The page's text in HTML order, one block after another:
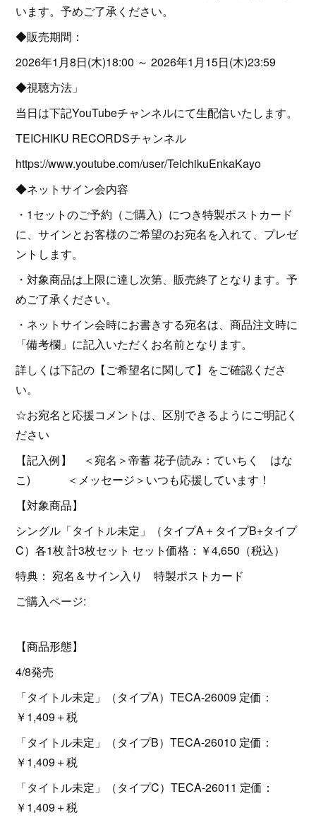
います。予めご了承ください。
◆販売期間：
2026年1月8日(木)18:00 ～ 2026年1月15日(木)23:59
◆視聴方法」
当日は下記YouTubeチャンネルにて生配信いたします。
TEICHIKU RECORDSチャンネル
https://www.youtube.com/user/TeichikuEnkaKayo
◆ネットサイン会内容
・1セットのご予約（ご購入）につき特製ポストカード
に、サインとお客様のご希望のお宛名を入れて、プレゼ
ントします。
・対象商品は上限に達し次第、販売終了となります。予
めご了承ください。
・ネットサイン会時にお書きする宛名は、商品注文時に
「備考欄」に記入いただくお名前となります。
詳しくは下記の【ご希望名に関して】をご確認くださ
い。
☆お宛名と応援コメントは、区別できるようにご明記く
ださい
【記入例】 ＜宛名＞帝蓄 花子(読み：ていちく はな
こ) ＜メッセージ＞いつも応援しています！
【対象商品】
シングル「タイトル未定」（タイプA＋タイプB+タイプ
C）各1枚 計3枚セット セット価格：￥4,650（税込）
特典： 宛名＆サイン入り 特製ポストカード
ご購入ページ:
【商品形態】
4/8発売
「タイトル未定」（タイプA）TECA-26009 定価：
￥1,409＋税
「タイトル未定」（タイプB）TECA-26010 定価：
￥1,409＋税
「タイトル未定」（タイプC）TECA-26011 定価：
￥1,409＋税